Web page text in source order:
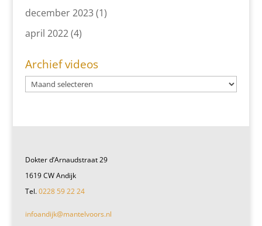
december 2023(1)
april 2022(4)
Archief videos
Dokter d’Arnaudstraat 29
1619 CW Andijk
Tel.0228 59 22 24
infoandijk@mantelvoors.nl